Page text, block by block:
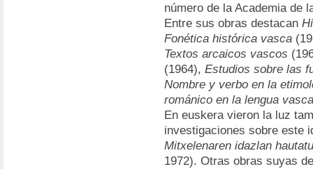
número de la Academia de
Entre sus obras destacan
Fonética histórica vasca
Textos arcaicos vascos
(1964), Estudios sobre las
Nombre y verbo en la
románico en la lengua vasca
En euskera vieron la luz
investigaciones sobre este
Mitxelenaren idazlan
1972). Otras obras suyas